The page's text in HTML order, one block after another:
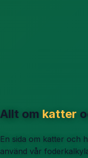
Allt om katter
En sida om katter och
använd vår